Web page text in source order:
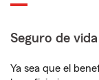
Seguro de vida
Ya sea que el